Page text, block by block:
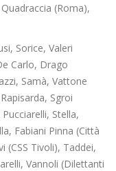
(Roma),
Sorice, Valeri
Carlo, Drago
Samà, Vattone
Sgroi
Stella,
Fabiani Pinna (Città
(CSS Tivoli), Taddei,
Vannoli (Dilettanti